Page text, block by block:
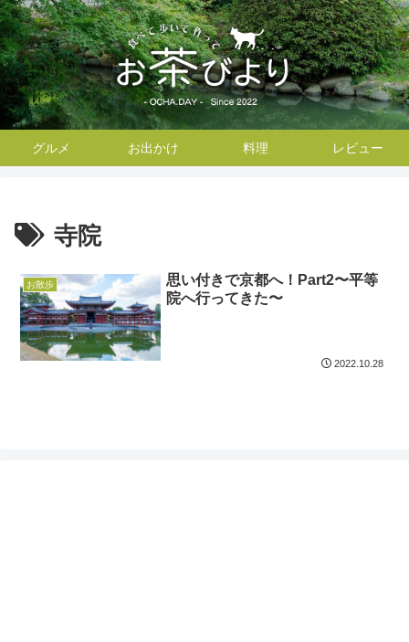
グルメ お出かけ 料理 レビュー
寺院
お散歩
思い付きで京都へ！Part2〜平等
院へ行ってきた〜
2022.10.28